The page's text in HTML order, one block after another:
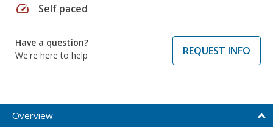
speed Self paced
Have a question?
We're here to help
REQUEST INFO
Overview